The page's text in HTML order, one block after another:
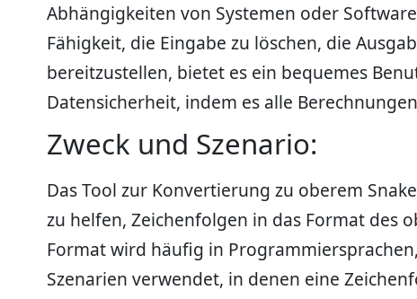
Abhängigkeiten von Systemen oder
Fähigkeit, die Eingabe zu löschen, die
bereitzustellen, bietet es ein bequemes
Datensicherheit, indem es alle
Zweck und Szenario:
Das Tool zur Konvertierung zu oberem
zu helfen, Zeichenfolgen in das Format des
Format wird häufig in
Szenarien verwendet, in denen eine